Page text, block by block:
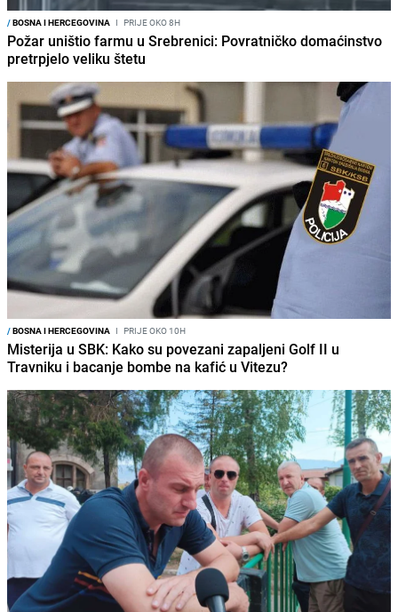
/BOSNA I HERCEGOVINA I PRIJE OKO 8H
Požar uništio farmu u Srebrenici: Povratničko domaćinstvo
pretrpjelo veliku štetu
/BOSNA I HERCEGOVINA I PRIJE OKO 10H
Misterija u SBK: Kako su povezani zapaljeni Golf II u
Travniku i bacanje bombe na kafić u Vitezu?